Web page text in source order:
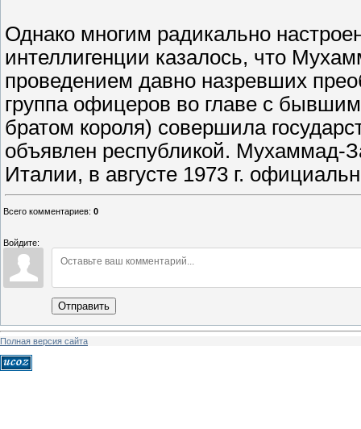
Однако многим радикально
интеллигенции казалось, что
проведением давно назревших
группа офицеров во главе с
братом короля) совершила
объявлен республикой. Мухаммад-
Италии, в августе 1973 г.
Всего комментариев: 0
Войдите:
Отправить
Полная версия сайта